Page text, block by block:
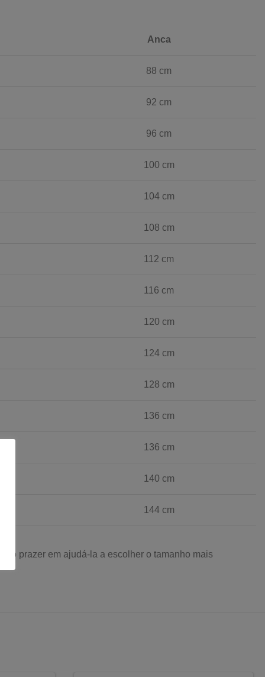
Anca
88 cm
92 cm
96 cm
100 cm
104 cm
108 cm
112 cm
116 cm
120 cm
124 cm
128 cm
136 cm
136 cm
140 cm
144 cm
o prazer em ajudá-la a escolher o tamanho mais